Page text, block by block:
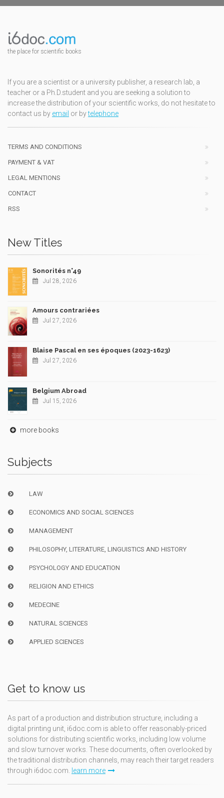
the place for scientific books
If you are a scientist or a university publisher, a research lab, a
teacher or a Ph.D.student and you are seeking a solution to
increase the distribution of your scientific works, do not hesitate to
contact us by email or bytelephone
TERMS AND CONDITIONS
PAYMENT & VAT
LEGAL MENTIONS
CONTACT
RSS
New Titles
Sonorités n°49
Jul 28, 2026
Amours contrariées
Jul 27, 2026
Blaise Pascal en ses époques (2023-1623)
Jul 27, 2026
Belgium Abroad
Jul 15, 2026
more books
Subjects
LAW
ECONOMICS AND SOCIAL SCIENCES
MANAGEMENT
PHILOSOPHY, LITERATURE, LINGUISTICS AND HISTORY
PSYCHOLOGY AND EDUCATION
RELIGION AND ETHICS
MEDECINE
NATURAL SCIENCES
APPLIED SCIENCES
Get to know us
As part of a production and distribution structure, including a
digital printing unit, i6doc.com is able to offer reasonably-priced
solutions for distributing scientific works, including low volume
and slow turnover works. These documents, often overlooked by
the traditional distribution channels, may reach their target readers
through i6doc.com. learn more